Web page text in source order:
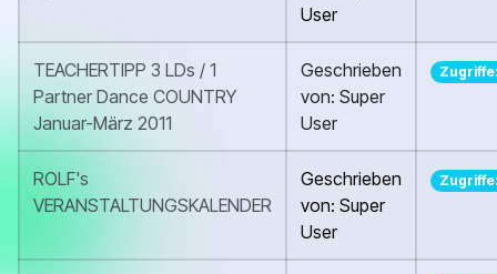
User
TEACHERTIPP 3 LDs / 1
Partner Dance COUNTRY
Januar-März 2011
Geschrieben
von: Super
User
Zugriffe:
ROLF's
VERANSTALTUNGSKALENDER
Geschrieben
von: Super
User